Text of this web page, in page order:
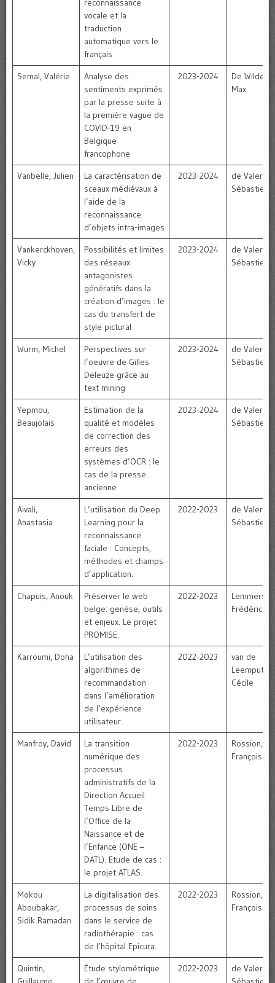
reconnaissance
vocale et la
traduction
automatique vers le
français
Semal, Valérie
Analyse des
sentiments exprimés
par la presse suite à
la première vague de
COVID-19 en
Belgique
francophone
2023-2024
De Wilde,
Max
Vanbelle, Julien
La caractérisation de
sceaux médiévaux à
l’aide de la
reconnaissance
d’objets intra-images
2023-2024
de
Sébastien
Vankerckhoven,
Vicky
Possibilités et limites
des réseaux
antagonistes
génératifs dans la
création d’images : le
cas du transfert de
style pictural
2023-2024
de
Sébastien
Wurm, Michel
Perspectives sur
l’oeuvre de Gilles
Deleuze grâce au
text mining
2023-2024
de
Sébastien
Yepmou,
Beaujolais
Estimation de la
qualité et modèles
de correction des
erreurs des
systèmes d’OCR : le
cas de la presse
ancienne
2023-2024
de
Sébastien
Aivali,
Anastasia
L’utilisation du Deep
Learning pour la
reconnaissance
faciale : Concepts,
méthodes et champs
d’application.
2022-2023
de
Sébastien
Chapuis, Anouk
Préserver le web
belge: genèse, outils
et enjeux. Le projet
PROMISE.
2022-2023
Lemmers,
Frédéric
Karroumi, Doha
L’utilisation des
algorithmes de
recommandation
dans l’amélioration
de l’expérience
utilisateur.
2022-2023
van de
Leemput,
Cécile
Manfroy, David
La transition
numérique des
processus
administratifs de la
Direction Accueil
Temps Libre de
l’Office de la
Naissance et de
l’Enfance (ONE –
DATL). Etude de cas :
le projet ATLAS.
2022-2023
Rossion,
Françoise
Mokou
Aboubakar,
Sidik Ramadan
La digitalisation des
processus de soins
dans le service de
radiothérapie : cas
de l’hôpital Epicura.
2022-2023
Rossion,
Françoise
Quintin,
Étude stylométrique
2022-2023
de